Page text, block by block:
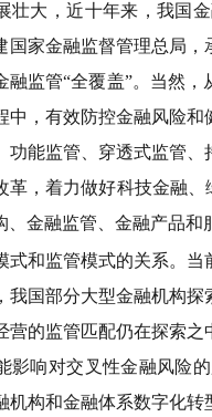
壮大，近十年来，我国
国家金融监督管理总局
融监管“全覆盖”。当然
中，有效防控金融风险
功能监管、穿透式监管
革，着力做好科技金融
、金融监管、金融产品和
监管模式的关系。当
我国部分大型金融机构
营的监管匹配仍在探索
影响对交叉性金融风险
机构和金融体系数字化